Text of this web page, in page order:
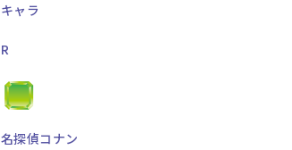
キャラ
R
名探偵コナン